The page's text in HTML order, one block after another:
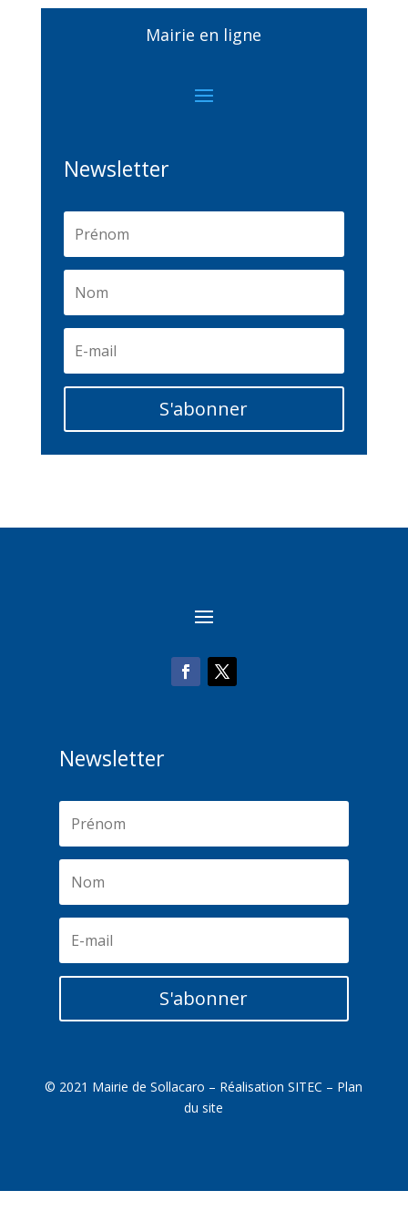
Mairie en ligne
Newsletter
S'abonner
Newsletter
S'abonner
© 2021 Mairie de Sollacaro – RéalisationSITEC – Plan
du site